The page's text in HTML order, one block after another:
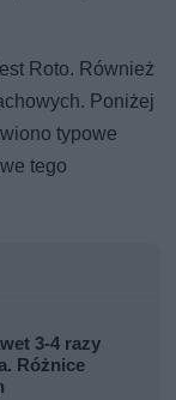
Roto. Również
Poniżej
typowe
tego
3-4 razy
Różnice